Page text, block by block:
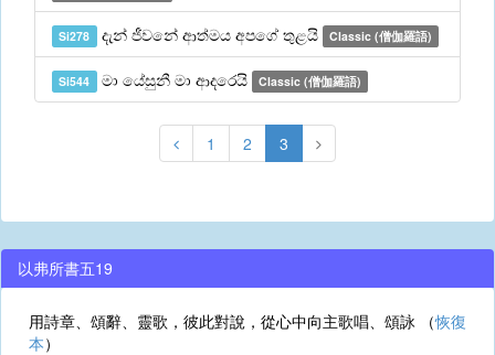
Si278 දැන් ජීවනේ ආත්මය අපගේ තුළයි Classic (僧伽羅語)
Si544 මා යේසුනී මා ආදරෙයි Classic (僧伽羅語)
1 2 3
以弗所書五19
用詩章、頌辭、靈歌，彼此對說，從心中向主歌唱、頌詠 （恢復
本）